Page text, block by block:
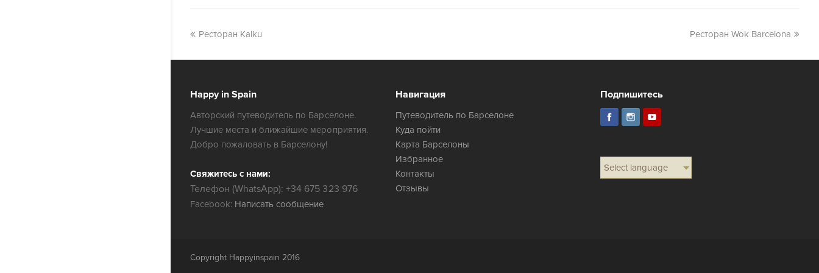
Ресторан Kaiku Ресторан Wok Barcelona
Happy in Spain
Авторский путеводитель по Барселоне.
Лучшие места и ближайшие мероприятия.
Добро пожаловать в Барселону!
Свяжитесь с нами:
Телефон (WhatsApp): +34 675 323 976
Facebook: Написать сообщение
Навигация
Путеводитель по Барселоне
Куда пойти
Карта Барселоны
Избранное
Контакты
Отзывы
Подпишитесь
Select language
Copyright Happyinspain 2016